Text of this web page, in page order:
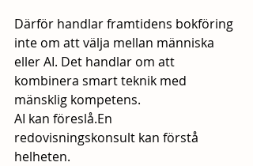
Därför handlar framtidens bokföring
inte om att välja mellan människa
eller AI. Det handlar om att
kombinera smart teknik med
mänsklig kompetens.
AI kan föreslå.En
redovisningskonsult kan förstå
helheten.